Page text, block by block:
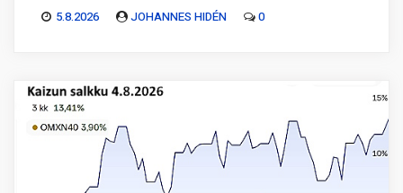
5.8.2026 JOHANNES HIDÉN 0